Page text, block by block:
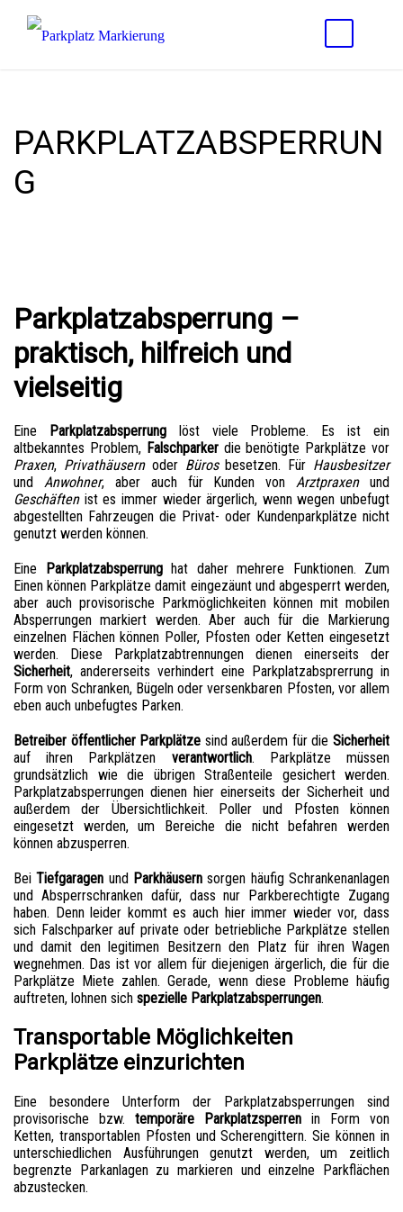
PARKPLATZABSPERRUN
G
Parkplatzabsperrung –
praktisch, hilfreich und
vielseitig
Eine Parkplatzabsperrunglöst viele Probleme. Es ist ein
altbekanntes Problem, Falschparkerdie benötigte Parkplätze vor
Praxen, Privathäusernoder Bürosbesetzen. Für Hausbesitzer
und Anwohner, aber auch für Kunden vonArztpraxenund
Geschäftenist es immer wieder ärgerlich, wenn wegen unbefugt
abgestellten Fahrzeugen die Privat- oder Kundenparkplätze nicht
genutzt werden können.
Eine Parkplatzabsperrunghat daher mehrere Funktionen. Zum
Einen können Parkplätze damit eingezäunt und abgesperrt werden,
aber auch provisorische Parkmöglichkeiten können mit mobilen
Absperrungen markiert werden. Aber auch für die Markierung
einzelnen Flächen können Poller, Pfosten oder Ketten eingesetzt
werden. Diese Parkplatzabtrennungen dienen einerseits der
Sicherheit, andererseits verhindert eine Parkplatzabsprerrung in
Form von Schranken, Bügeln oder versenkbaren Pfosten, vor allem
eben auch unbefugtes Parken.
Betreiber öffentlicher Parkplätze sind außerdem für dieSicherheit
auf ihren Parkplätzen verantwortlich. Parkplätze müssen
grundsätzlich wie die übrigen Straßenteile gesichert werden.
Parkplatzabsperrungen dienen hier einerseits der Sicherheit und
außerdem der Übersichtlichkeit. Poller und Pfosten können
eingesetzt werden, um Bereiche die nicht befahren werden
können abzusperren.
BeiTiefgaragen und Parkhäusern sorgen häufig Schrankenanlagen
und Absperrschranken dafür, dass nur Parkberechtigte Zugang
haben. Denn leider kommt es auch hier immer wieder vor, dass
sich Falschparker auf private oder betriebliche Parkplätze stellen
und damit den legitimen Besitzern den Platz für ihren Wagen
wegnehmen. Das ist vor allem für diejenigen ärgerlich, die für die
Parkplätze Miete zahlen. Gerade, wenn diese Probleme häufig
auftreten, lohnen sich spezielle Parkplatzabsperrungen.
Transportable Möglichkeiten
Parkplätze einzurichten
Eine besondere Unterform der Parkplatzabsperrungen sind
provisorische bzw. temporäre Parkplatzsperren in Form von
Ketten, transportablen Pfosten und Scherengittern. Sie können in
unterschiedlichen Ausführungen genutzt werden, um zeitlich
begrenzte Parkanlagen zu markieren und einzelne Parkflächen
abzustecken.